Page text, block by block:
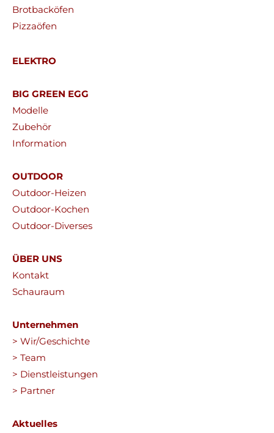
Brotbacköfen
Pizzaöfen
ELEKTRO
BIG GREEN EGG
Modelle
Zubehör
Information
OUTDOOR
Outdoor-Heizen
Outdoor-Kochen
Outdoor-Diverses
ÜBER UNS
Kontakt
Schauraum
Unternehmen
> Wir/Geschichte
> Team
> Dienstleistungen
> Partner
Aktuelles